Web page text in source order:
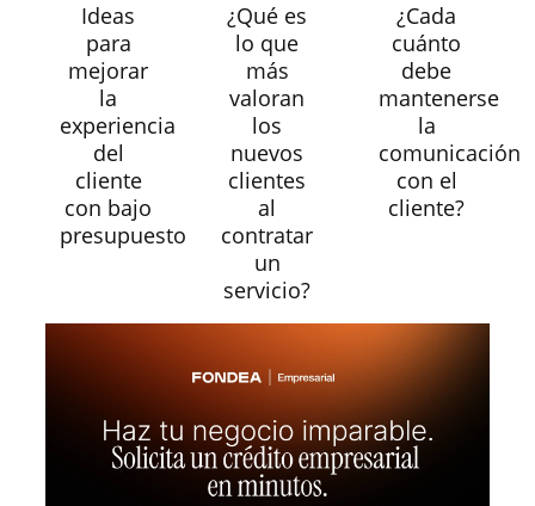
Ideas
para
mejorar
la
experiencia
del
cliente
con bajo
presupuesto
¿Qué es
lo que
más
valoran
los
nuevos
clientes
al
contratar
un
servicio?
¿Cada
cuánto
debe
mantenerse
la
comunicación
con el
cliente?